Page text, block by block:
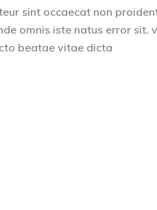
sint occaecat non
omnis iste natus error
beatae vitae dicta